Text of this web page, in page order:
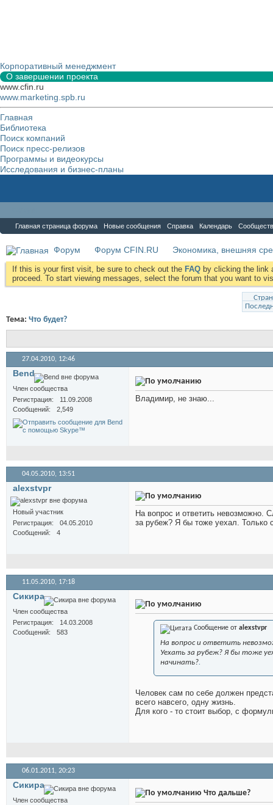
Корпоративный менеджмент
О завершении проекта
www.cfin.ru
www.marketing.spb.ru
Главная
Библиотека
Поиск компаний
Поиск пресс-релизов
Программы и видеокурсы
Исследования и бизнес-планы
Главная страница форума Новые сообщения Справка Календарь
Форум Форум CFIN.RU Экономика, внешняя
If this is your first visit, be sure to check out the FAQ by clicking the link
proceed. To start viewing messages, select the forum that you want to
Тема: Что будет?
27.04.2010, 12:46
Bend
Член сообщества
Регистрация
11.09.2008
Сообщений
2,549
Владимир, не знаю...
04.05.2010, 13:51
alexstvpr
Новый участник
Регистрация
04.05.2010
Сообщений
4
На вопрос и ответить невозможно.
за рубеж? Я бы тоже уехал. Только
11.05.2010, 17:18
Сикира
Член сообщества
Регистрация
14.03.2008
Сообщений
583
Сообщение от alexstvpr
На вопрос и ответить
Уехать за рубеж? Я бы тоже
начинать?.
Человек сам по себе должен
всего навсего, одну жизнь.
Для кого - то стоит выбор, с
06.01.2011, 20:23
Сикира
Член сообщества
Что дальше?